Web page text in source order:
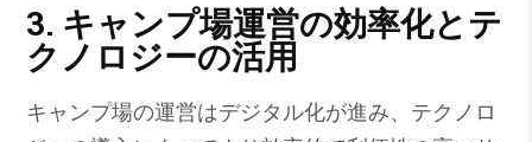
3. キャンプ場運営の効率化とテ
クノロジーの活用
キャンプ場の運営はデジタル化が進み、テクノロ